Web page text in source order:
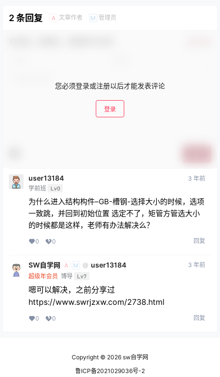
2 条回复 A 文章作者 M 管理员
您必须登录或注册以后才能发表评论
登录
user13184
学前班 Lv0
3 年前
为什么进入结构构件–GB-槽钢-选择大小的时候，选项
一致跳，并回到初始位置 选定不了，矩管方管选大小
的时候都是这样，老师有办法解决么？
0 0 回复
SW自学网 A M @ user13184
超级年会员 博导 Lv7
3 年前
嗯可以解决，之前分享过
https://www.swrjzxw.com/2738.html
0 0 回复
Copyright © 2026 sw自学网
鲁ICP备2021029036号-2